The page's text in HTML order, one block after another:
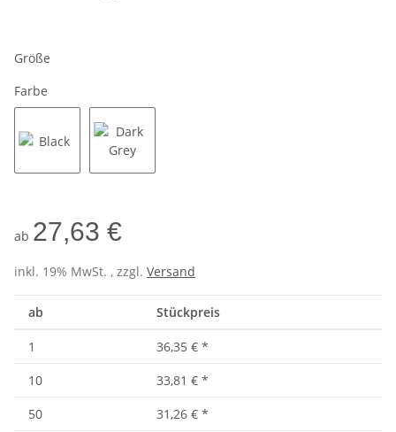
Größe
Farbe
ab 27,63 €
inkl. 19% MwSt. , zzgl. Versand
ab Stückpreis
1 36,35 € *
10
33,81 € *
50
31,26 € *